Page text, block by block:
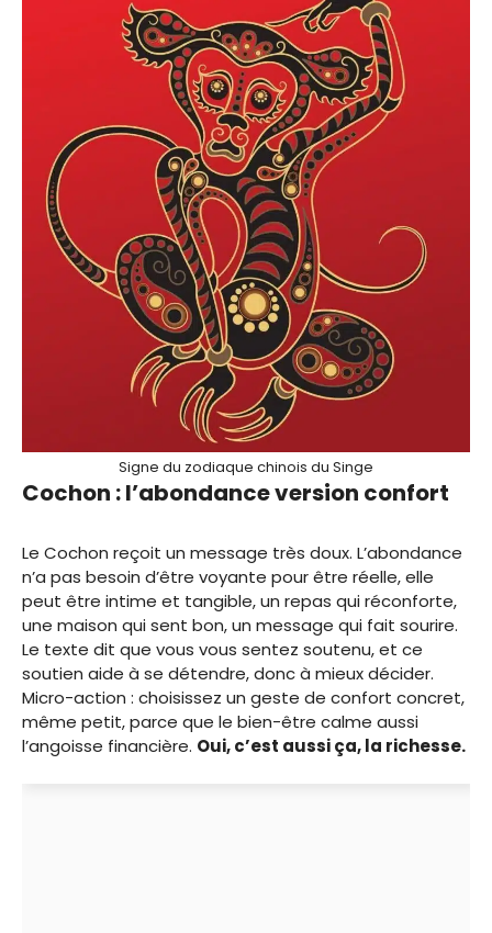
Signe du zodiaque chinois du Singe
Cochon : l’abondance version confort
Le Cochon reçoit un message très doux. L’abondance
n’a pas besoin d’être voyante pour être réelle, elle
peut être intime et tangible, un repas qui réconforte,
une maison qui sent bon, un message qui fait sourire.
Le texte dit que vous vous sentez soutenu, et ce
soutien aide à se détendre, donc à mieux décider.
Micro-action : choisissez un geste de confort concret,
même petit, parce que le bien-être calme aussi
l’angoisse financière. Oui, c’est aussi ça, la richesse.